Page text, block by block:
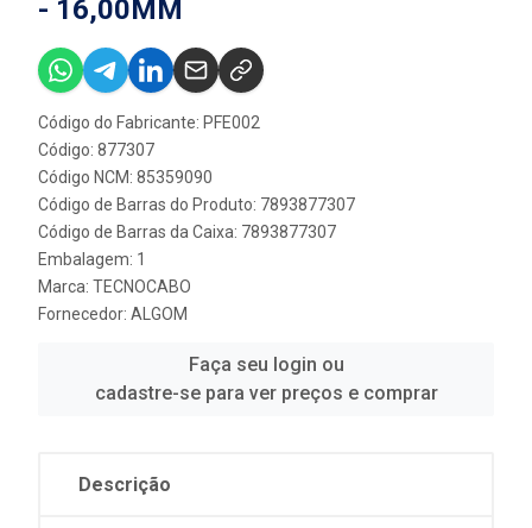
- 16,00MM
Código do Fabricante: PFE002
Código: 877307
Código NCM: 85359090
Código de Barras do Produto: 7893877307
Código de Barras da Caixa: 7893877307
Embalagem: 1
Marca: TECNOCABO
Fornecedor: ALGOM
Faça seu login ou
cadastre-se para ver preços e comprar
Descrição